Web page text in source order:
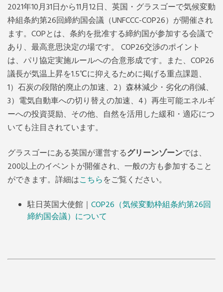
USA Office
2021年10月31日から11月12日、英国・グラスゴーで気候変動
枠組条約第26回締約国会議（UNFCCC-COP26）が開催され
ます。COPとは、条約を批准する締約国が参加する会議で
あり、最高意思決定の場です。 COP26交渉のポイント
は、パリ協定実施ルールへの合意形成です。また、COP26
議長が気温上昇を1.5℃に抑えるために掲げる重点課題、
1）石炭の段階的廃止の加速、2）森林減少・劣化の削減、
3）電気自動車への切り替えの加速、4）再生可能エネルギ
ーへの投資奨励、その他、自然を活用した緩和・適応につ
いても注目されています。
グラスゴーにある英国が運営するグリーンゾーンでは、
200以上のイベントが開催され、一般の方も参加すること
ができます。 詳細はこちらをご覧ください。
駐日英国大使館｜ COP26（気候変動枠組条約第26回
締約国会議）について